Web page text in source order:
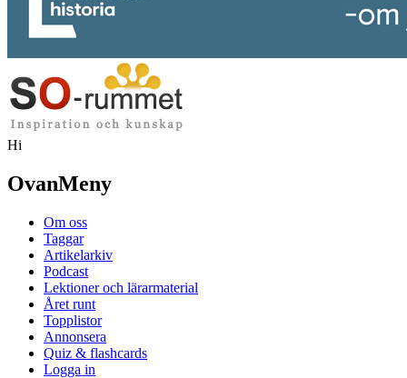
Hi
OvanMeny
Om oss
Taggar
Artikelarkiv
Podcast
Lektioner och lärarmaterial
Året runt
Topplistor
Annonsera
Quiz & flashcards
Logga in